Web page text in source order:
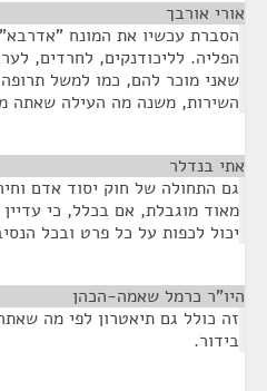
אורי אורבך
הסברת עכשיו את המונח
הפליה. לליכודנקים, לחרדים,
שאני מוכר להם, כמו למשל
השירות, משנה מה העילה שאתה
אתי בנדלר
גם התחולה של חוק יסוד אדם
מאוד מוגבלת, אם בכלל, כי
יכול לכפות על כל פרט ובכל
היו"ר כרמל שאמה-הכהן
זה כולל גם תיאטרון לפי מה
בידור.